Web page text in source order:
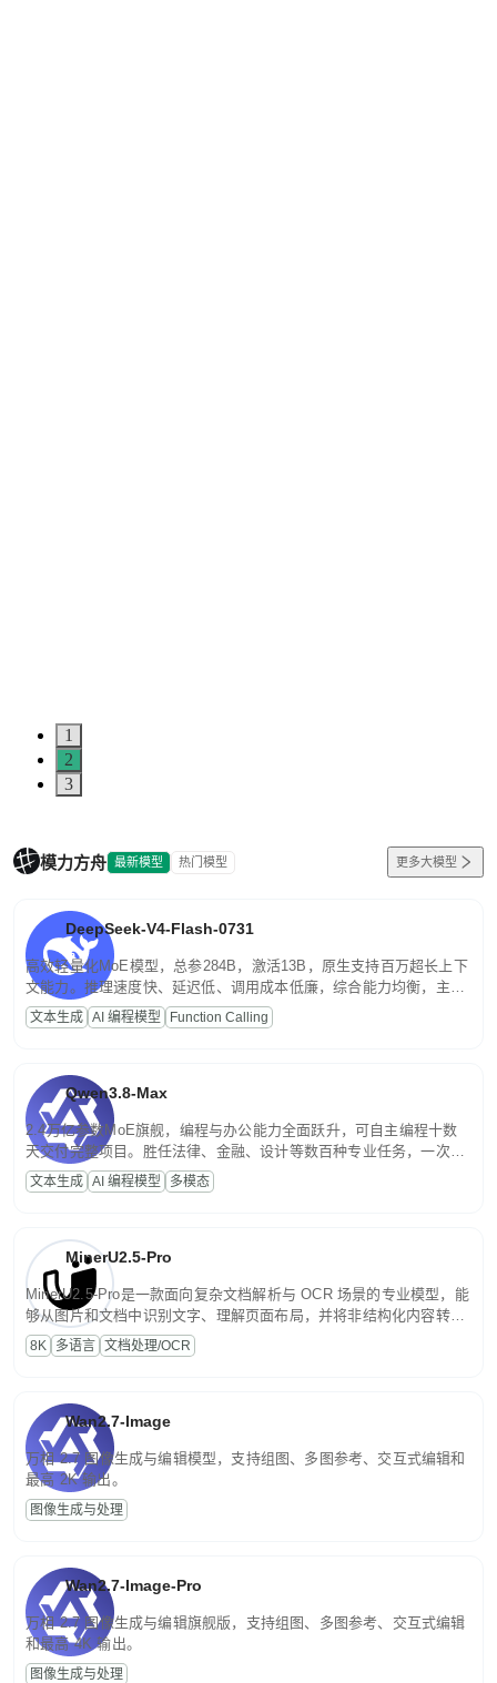
1
2
3
模力方舟 最新模型 热门模型 更多大模型
DeepSeek-V4-Flash-0731
高效轻量化MoE模型，总参284B，激活13B，原生支持百万超长上下
文能力。推理速度快、延迟低、调用成本低廉，综合能力均衡，主打
高并发、轻量化任务，适合日常对话、内容创作、基础 RAG、批量
文案处理等普惠刚需场景。
文本生成 AI 编程模型 Function Calling
Qwen3.8-Max
2.4万亿参数MoE旗舰，编程与办公能力全面跃升，可自主编程十数
天交付完整项目。胜任法律、金融、设计等数百种专业任务，一次对
话端到端交付生产级成果。原生视觉理解贯穿规划、执行与验证全流
程，支持超长文档与长视频的深度语义解析。长程任务中自主规划与
文本生成 AI 编程模型 多模态
MinerU2.5-Pro
MinerU2.5-Pro是一款面向复杂文档解析与 OCR 场景的专业模型，能
够从图片和文档中识别文字、理解页面布局，并将非结构化内容转换
为便于存储、检索和二次处理的结构化结果。
8K 多语言 文档处理/OCR
Wan2.7-Image
万相 2.7 图像生成与编辑模型，支持组图、多图参考、交互式编辑和
最高 2K 输出。
图像生成与处理
Wan2.7-Image-Pro
万相 2.7 图像生成与编辑旗舰版，支持组图、多图参考、交互式编辑
和最高 4K 输出。
图像生成与处理